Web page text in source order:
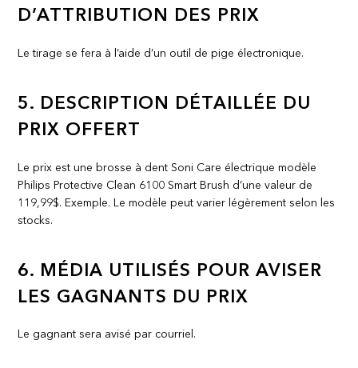
D’ATTRIBUTION DES PRIX
Le tirage se fera à l’aide d’un outil de pige électronique.
5. DESCRIPTION DÉTAILLÉE DU
PRIX OFFERT
Le prix est une brosse à dent Soni Care électrique modèle
Philips ​Protective Clean 6100 Smart Brush d’une valeur de
119,99$. Exemple. Le modèle peut varier légèrement selon les
stocks.
6. MÉDIA UTILISÉS POUR AVISER
LES GAGNANTS DU PRIX
Le gagnant sera avisé par courriel.